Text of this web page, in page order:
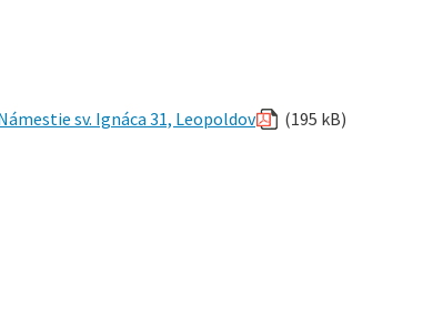
sv. Ignáca 31, Leopoldov (195 kB)